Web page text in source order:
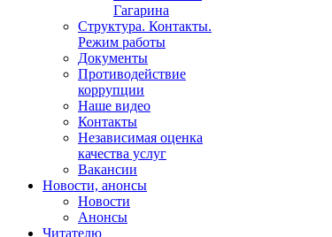
Гагарина
Структура. Контакты.
Режим работы
Документы
Противодействие
коррупции
Наше видео
Контакты
Независимая оценка
качества услуг
Вакансии
Новости, анонсы
Новости
Анонсы
Читателю